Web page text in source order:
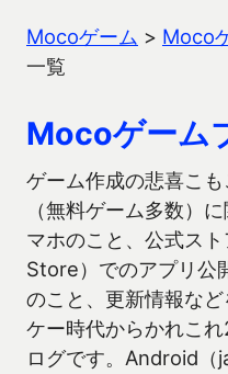
Mocoゲーム > Moco
一覧
Mocoゲーム
ゲーム作成の悲喜こ
（無料ゲーム多数）
マホのこと、公式ス
Store）でのアプリ公
のこと、更新情報な
ケー時代からかれこ
ログです。Android（